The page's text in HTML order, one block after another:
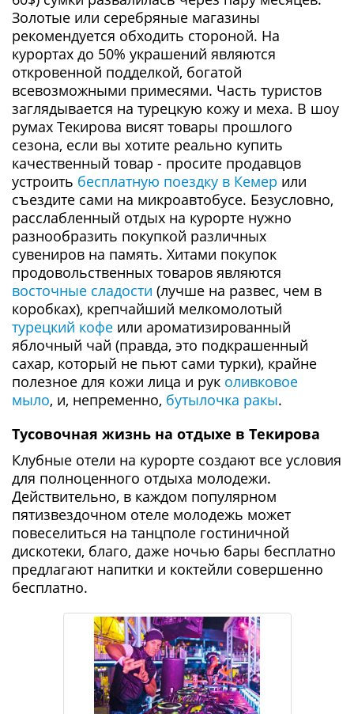
Золотые или серебряные магазины
рекомендуется обходить стороной. На
курортах до 50% украшений являются
откровенной подделкой, богатой
всевозможными примесями. Часть туристов
заглядывается на турецкую кожу и меха. В шоу
румах Текирова висят товары прошлого
сезона, если вы хотите реально купить
качественный товар - просите продавцов
устроить бесплатную поездку в Кемер или
съездите сами на микроавтобусе. Безусловно,
расслабленный отдых на курорте нужно
разнообразить покупкой различных
сувениров на память. Хитами покупок
продовольственных товаров являются
восточные сладости (лучше на развес, чем в
коробках), крепчайший мелкомолотый
турецкий кофе или ароматизированный
яблочный чай (правда, это подкрашенный
сахар, который не пьют сами турки), крайне
полезное для кожи лица и рук оливковое
мыло, и, непременно, бутылочка ракы.
Тусовочная жизнь на отдыхе в Текирова
Клубные отели на курорте создают все условия
для полноценного отдыха молодежи.
Действительно, в каждом популярном
пятизвездочном отеле молодежь может
повеселиться на танцполе гостиничной
дискотеки, благо, даже ночью бары бесплатно
предлагают напитки и коктейли совершенно
бесплатно.